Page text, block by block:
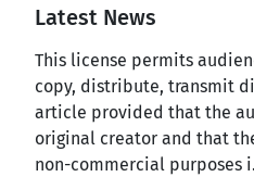
Latest News
This license permits
copy, distribute, transmit
article provided that the
original creator and that
non-commercial purposes